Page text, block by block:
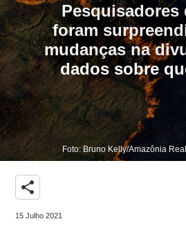
Pesquisadores
foram
mudanças na
dados sobre
Foto: Bruno Kelly/Amazônia
share
15 Julho 2021